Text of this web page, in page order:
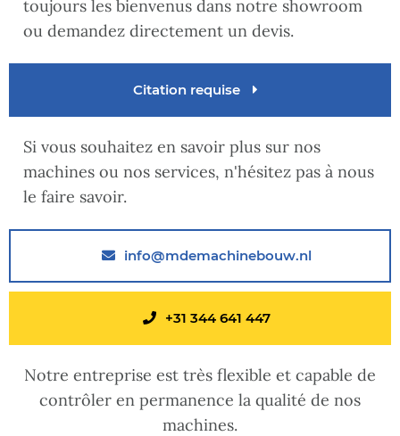
toujours les bienvenus dans notre showroom
ou demandez directement un devis.
Citation requise
Si vous souhaitez en savoir plus sur nos
machines ou nos services, n'hésitez pas à nous
le faire savoir.
info@mdemachinebouw.nl
+31 344 641 447
Notre entreprise est très flexible et capable de
contrôler en permanence la qualité de nos
machines.